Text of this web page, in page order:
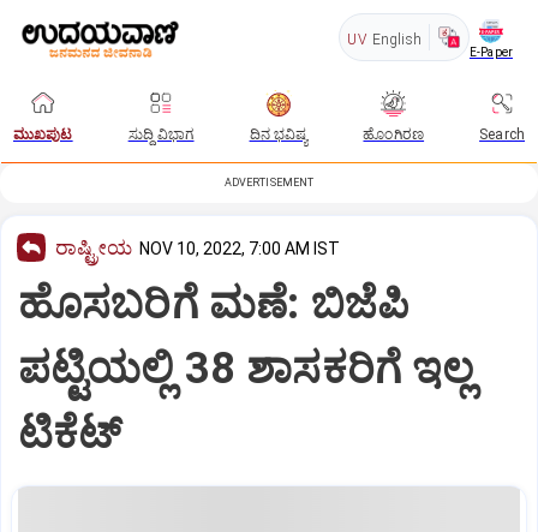
UV English
E-Paper
ಮುಖಪುಟ ಸುದ್ದಿ ವಿಭಾಗ ದಿನ ಭವಿಷ್ಯ ಹೊಂಗಿರಣ Search
ADVERTISEMENT
ರಾಷ್ಟ್ರೀಯ NOV 10, 2022, 7:00 AM IST
ಹೊಸಬರಿಗೆ ಮಣೆ: ಬಿಜೆಪಿ
ಪಟ್ಟಿಯಲ್ಲಿ 38 ಶಾಸಕರಿಗೆ ಇಲ್ಲ
ಟಿಕೆಟ್‌